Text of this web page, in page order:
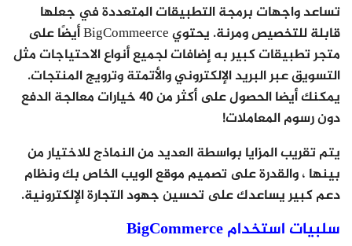
تساعد واجهات برمجة التطبيقات المتعددة في جعلها
قابلة للتخصيص ومرنة. يحتوي BigCommeerce أيضًا على
متجر تطبيقات كبير به إضافات لجميع أنواع الاحتياجات مثل
التسويق عبر البريد الإلكتروني والأتمتة وترويج المنتجات.
يمكنك أيضا الحصول على أكثر من 40 خيارات معالجة الدفع
دون رسوم المعاملات!
يتم تقريب المزايا بواسطة العديد من النماذج للاختيار من
بينها ، والقدرة على تصميم موقع الويب الخاص بك ونظام
دعم كبير يساعدك على تحسين جهود التجارة الإلكترونية.
سلبيات استخدام BigCommerce